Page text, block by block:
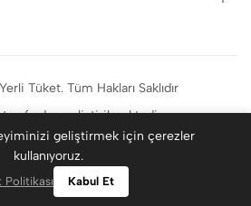
Tüket. Tüm Hakları Saklıdır
geliştirilmektedir.
geliştirmek için çerezler
kullanıyoruz.
Politikası Kabul Et
0
Favoriler